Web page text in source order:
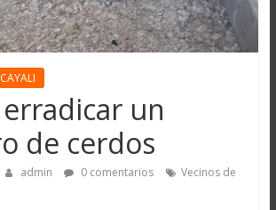
un
de cerdos
admin 0 comentarios
Vecinos de